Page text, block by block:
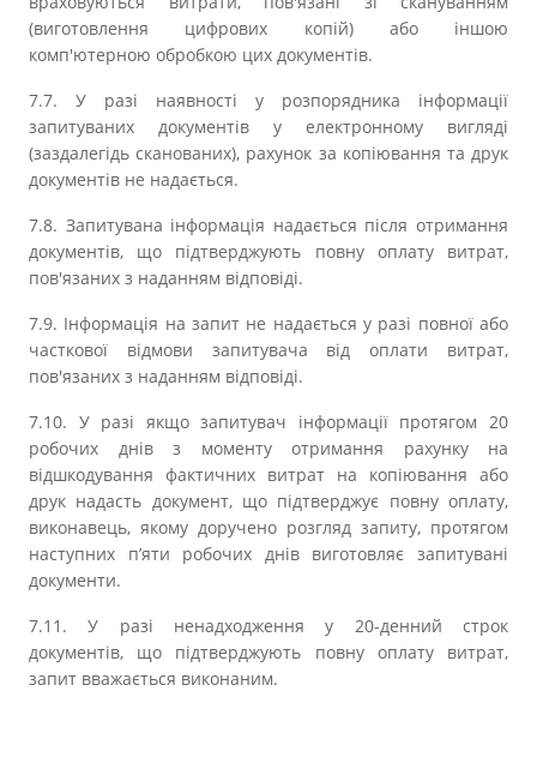
(виготовлення цифрових копій) або іншою
комп'ютерною обробкою цих документів.
7.7. У разі наявності у розпорядника інформації
запитуваних документів у електронному вигляді
(заздалегідь сканованих), рахунок за копіювання та друк
документів не надається.
7.8. Запитувана інформація надається після отримання
документів, що підтверджують повну оплату витрат,
пов'язаних з наданням відповіді.
7.9. Інформація на запит не надається у разі повної або
часткової відмови запитувача від оплати витрат,
пов'язаних з наданням відповіді.
7.10. У разі якщо запитувач інформації протягом 20
робочих днів з моменту отримання рахунку на
відшкодування фактичних витрат на копіювання або
друк надасть документ, що підтверджує повну оплату,
виконавець, якому доручено розгляд запиту, протягом
наступних п’яти робочих днів виготовляє запитувані
документи.
7.11. У разі ненадходження у 20-денний строк
документів, що підтверджують повну оплату витрат,
запит вважається виконаним.